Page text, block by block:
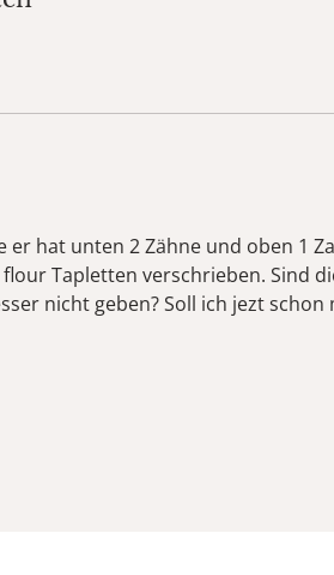
er hat unten 2 Zähne und oben 1
Tapletten verschrieben. Sind
nicht geben? Soll ich jezt